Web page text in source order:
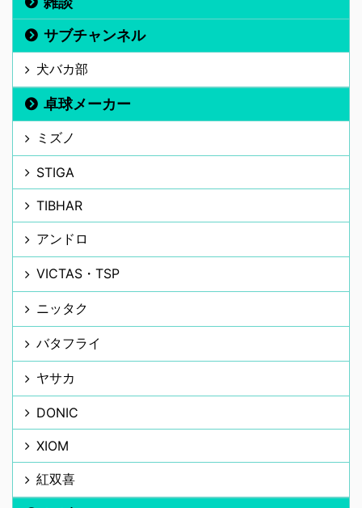
サブチャンネル
犬バカ部
卓球メーカー
ミズノ
STIGA
TIBHAR
アンドロ
VICTAS・TSP
ニッタク
バタフライ
ヤサカ
DONIC
XIOM
紅双喜